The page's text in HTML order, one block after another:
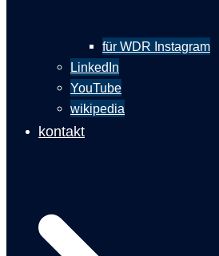
für WDR Instagram
LinkedIn
YouTube
wikipedia
kontakt